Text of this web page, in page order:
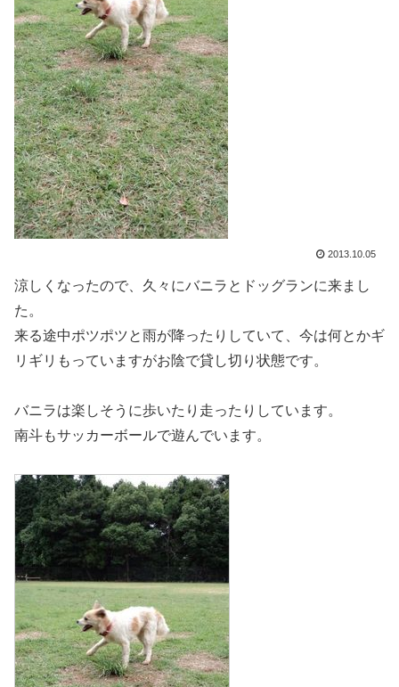
2013.10.05
涼しくなったので、久々にバニラとドッグランに来まし
た。
来る途中ポツポツと雨が降ったりしていて、今は何とかギ
リギリもっていますがお陰で貸し切り状態です。
バニラは楽しそうに歩いたり走ったりしています。
南斗もサッカーボールで遊んでいます。